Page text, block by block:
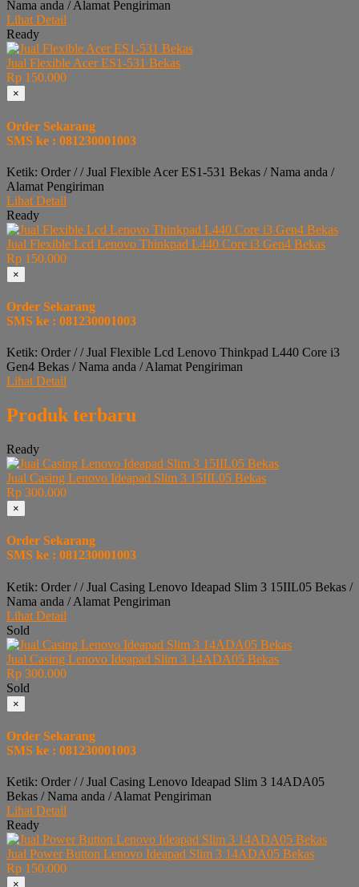
Nama anda / Alamat Pengiriman
Lihat Detail
Ready
Jual Flexible Acer ES1-531 Bekas
Rp 150.000
×
Order Sekarang
SMS ke : 081230001003
Ketik: Order / / Jual Flexible Acer ES1-531 Bekas / Nama anda /
Alamat Pengiriman
Lihat Detail
Ready
Jual Flexible Lcd Lenovo Thinkpad L440 Core i3 Gen4 Bekas
Rp 150.000
×
Order Sekarang
SMS ke : 081230001003
Ketik: Order / / Jual Flexible Lcd Lenovo Thinkpad L440 Core i3
Gen4 Bekas / Nama anda / Alamat Pengiriman
Lihat Detail
Produk terbaru
Ready
Jual Casing Lenovo Ideapad Slim 3 15IIL05 Bekas
Rp 300.000
×
Order Sekarang
SMS ke : 081230001003
Ketik: Order / / Jual Casing Lenovo Ideapad Slim 3 15IIL05 Bekas /
Nama anda / Alamat Pengiriman
Lihat Detail
Sold
Jual Casing Lenovo Ideapad Slim 3 14ADA05 Bekas
Rp 300.000
Sold
×
Order Sekarang
SMS ke : 081230001003
Ketik: Order / / Jual Casing Lenovo Ideapad Slim 3 14ADA05
Bekas / Nama anda / Alamat Pengiriman
Lihat Detail
Ready
Jual Power Button Lenovo Ideapad Slim 3 14ADA05 Bekas
Rp 150.000
×